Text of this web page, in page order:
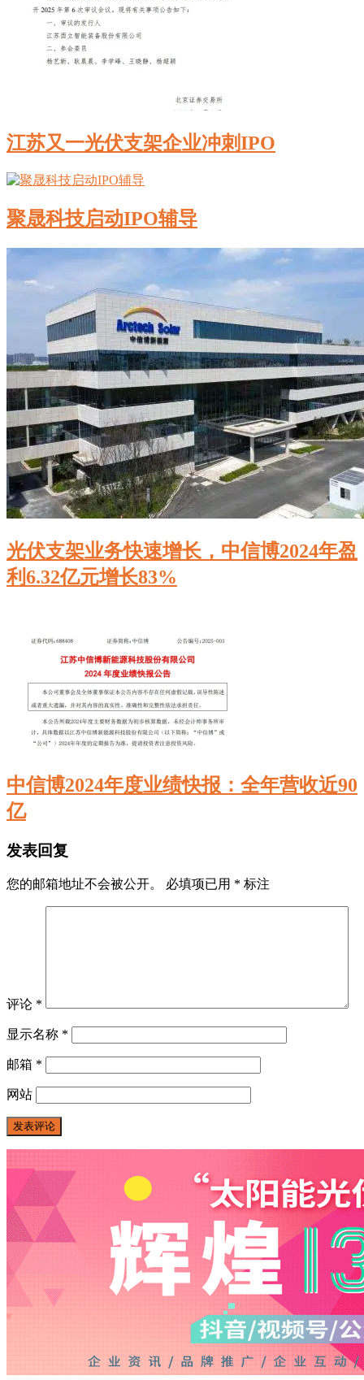
江苏又一光伏支架企业冲刺IPO
聚晟科技启动IPO辅导
光伏支架业务快速增长，中信博2024年盈
利6.32亿元增长83%
中信博2024年度业绩快报：全年营收近90
亿
发表回复
您的邮箱地址不会被公开。 必填项已用 * 标注
评论 *
显示名称 *
邮箱 *
网站